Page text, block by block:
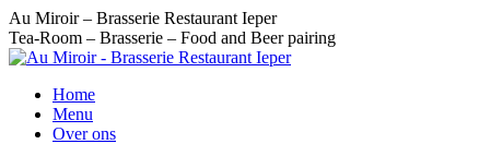
Skip
to
content
Au Miroir – Brasserie Restaurant Ieper
Tea-Room – Brasserie – Food and Beer pairing
Home
Menu
Over ons